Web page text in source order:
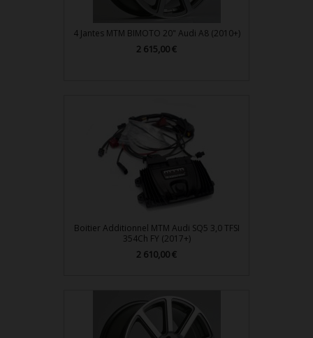
4 Jantes MTM BIMOTO 20" Audi A8 (2010+)
Prix
2 615,00 €
Boitier Additionnel MTM Audi SQ5 3,0 TFSI
354Ch FY (2017+)
Prix
2 610,00 €